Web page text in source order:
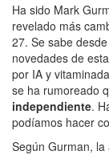
Ha sido Mark
revelado más
27. Se sabe
novedades de
por IA y
se ha rumoreado
independiente.
podíamos hacer
Según Gurman,